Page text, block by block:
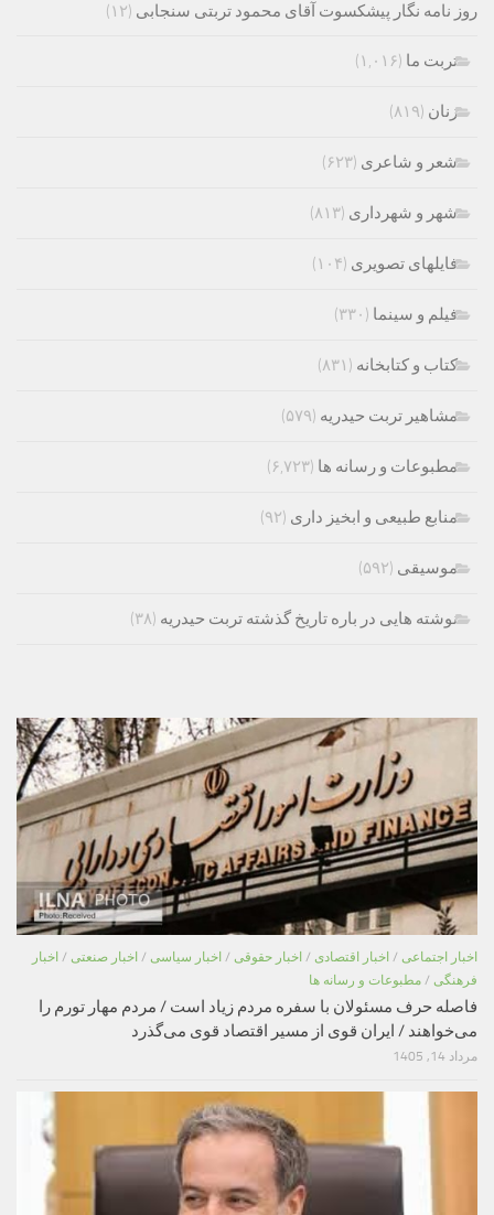
روز نامه نگار پیشکسوت آقای محمود تربتی سنجابی (۱۲)
تربت ما (۱,۰۱۶)
زنان (۸۱۹)
شعر و شاعری (۶۲۳)
شهر و شهرداری (۸۱۳)
فایلهای تصویری (۱۰۴)
فیلم و سینما (۳۳۰)
کتاب و کتابخانه (۸۳۱)
مشاهیر تربت حیدریه (۵۷۹)
مطبوعات و رسانه ها (۶,۷۲۳)
منابع طبیعی و ابخیز داری (۹۲)
موسیقی (۵۹۲)
نوشته هایی در باره تاریخ گذشته تربت حیدریه (۳۸)
اخبار اجتماعی / اخبار اقتصادی / اخبار حقوقی / اخبار سیاسی / اخبار صنعتی / اخبار
فرهنگی / مطبوعات و رسانه ها
فاصله حرف مسئولان با سفره مردم زیاد است / مردم مهار تورم را
می‌خواهند / ایران قوی از مسیر اقتصاد قوی می‌گذرد
مرداد 14, 1405